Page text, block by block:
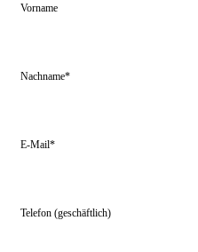
Vorname
Nachname*
E-Mail*
Telefon (geschäftlich)